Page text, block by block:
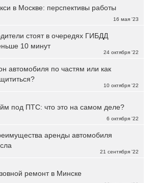
16 мая '23
в Москве: перспективы работы
24 октября '22
стоят в очередях ГИБДД
10 минут
10 октября '22
автомобиля по частям или как
6 октября '22
под ПТС: что это на самом деле?
21 сентября '22
аренды автомобиля
ремонт в Минске